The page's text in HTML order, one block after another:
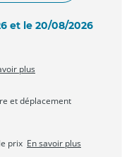
et le 20/08/2026
plus
et déplacement
prix En savoir plus